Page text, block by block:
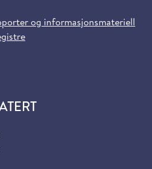
og informasjonsmateriell